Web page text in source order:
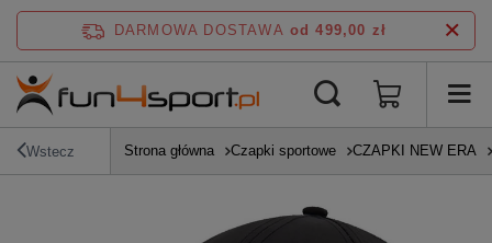
DARMOWA DOSTAWA od 499,00 zł
Wstecz Strona główna Czapki sportowe CZAPKI NEW ERA